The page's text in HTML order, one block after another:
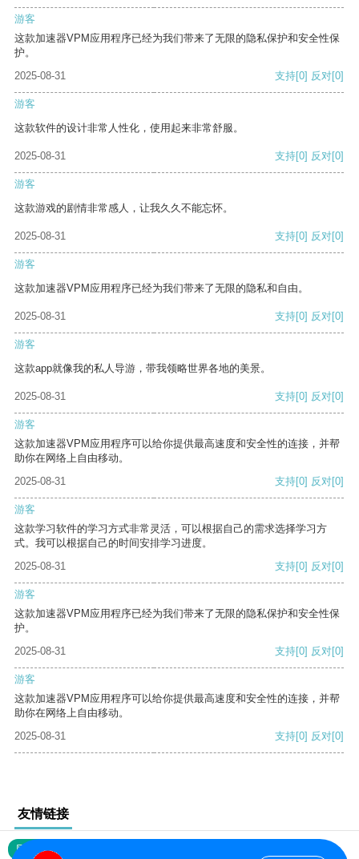
游客
这款加速器VPM应用程序已经为我们带来了无限的隐私保护和安全性保
护。
2025-08-31
支持[0] 反对[0]
游客
这款软件的设计非常人性化，使用起来非常舒服。
2025-08-31 支持[0] 反对[0]
游客
这款游戏的剧情非常感人，让我久久不能忘怀。
2025-08-31 支持[0] 反对[0]
游客
这款加速器VPM应用程序已经为我们带来了无限的隐私和自由。
2025-08-31 支持[0] 反对[0]
游客
这款app就像我的私人导游，带我领略世界各地的美景。
2025-08-31 支持[0] 反对[0]
游客
这款加速器VPM应用程序可以给你提供最高速度和安全性的连接，并帮
助你在网络上自由移动。
2025-08-31
支持[0] 反对[0]
游客
这款学习软件的学习方式非常灵活，可以根据自己的需求选择学习方
式。我可以根据自己的时间安排学习进度。
2025-08-31
支持[0] 反对[0]
游客
这款加速器VPM应用程序已经为我们带来了无限的隐私保护和安全性保
护。
2025-08-31
支持[0] 反对[0]
游客
这款加速器VPM应用程序可以给你提供最高速度和安全性的连接，并帮
助你在网络上自由移动。
2025-08-31
支持[0] 反对[0]
友情链接
网站地图